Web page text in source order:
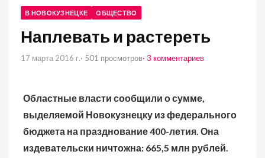
В НОВОКУЗНЕЦКЕ ОБЩЕСТВО
Наплевать и растереть
17 марта 2016 г.· 501 просмотров· 3 комментариев
Областные власти сообщили о сумме,
выделяемой Новокузнецку из федерального
бюджета на празднование 400-летия. Она
издевательски ничтожна: 665,5 млн рублей.